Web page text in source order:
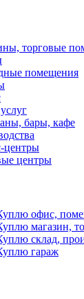
торговые
помещения
бары, кафе
центры
центры
офис,
магазин,
склад,
гараж